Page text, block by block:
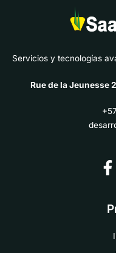
Servicios y tecnologías
Rue de la Jeunesse